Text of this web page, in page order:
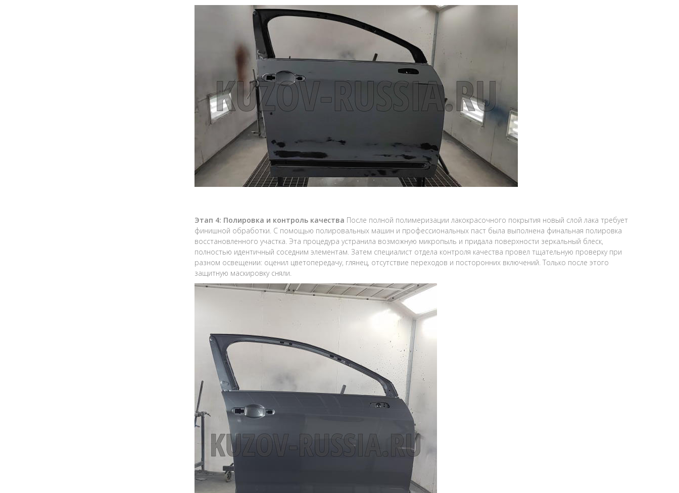
Этап 4: Полировка и контроль качества После полной полимеризации лакокрасочного покрытия новый слой лака требует
финишной обработки. С помощью полировальных машин и профессиональных паст была выполнена финальная полировка
восстановленного участка. Эта процедура устранила возможную микропыль и придала поверхности зеркальный блеск,
полностью идентичный соседним элементам. Затем специалист отдела контроля качества провел тщательную проверку при
разном освещении: оценил цветопередачу, глянец, отсутствие переходов и посторонних включений. Только после этого
защитную маскировку сняли.